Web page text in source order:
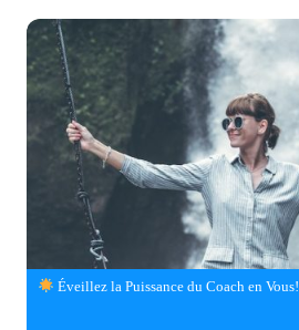
Éveillez la Puissance du Coach en Vous!